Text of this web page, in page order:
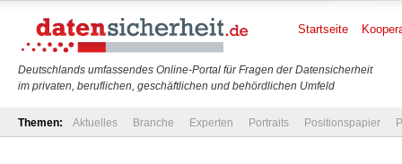
Deutschlands umfassendes Online-Portal für Fragen der Datensicherheit
im privaten, beruflichen, geschäftlichen und behördlichen Umfeld
Startseite
Themen: Aktuelles Branche Experten Portraits Positionspapier